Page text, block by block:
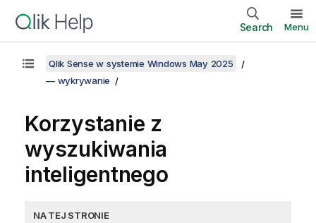
Search Menu
Qlik Sense w systemie Windows May 2025
— wykrywanie
Korzystanie z
wyszukiwania
inteligentnego
NA TEJ STRONIE